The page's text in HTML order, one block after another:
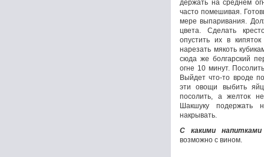
держать на среднем
часто помешивая.
мере выпаривания.
цвета. Сделать
опустить их в
нарезать мякоть
сюда же болгарский
огне 10 минут.
Выйдет что-то вроде
эти овощи выбить
посолить, а желток
Шакшуку подержать
накрывать.
С какими
возможно с вином.